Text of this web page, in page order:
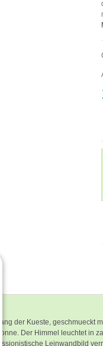
der Kueste, geschmueckt
Der Himmel leuchtet in
Leinwandbild